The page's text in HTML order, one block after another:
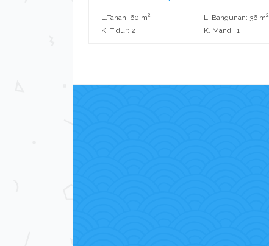
L.Tanah: 60 m2 L. Bangunan: 36 m2
K. Tidur: 2 K. Mandi: 1